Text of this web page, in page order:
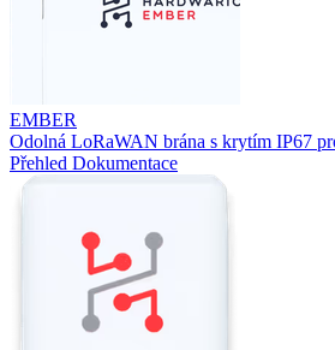
EMBER
Odolná LoRaWAN brána s krytím IP67
Přehled Dokumentace